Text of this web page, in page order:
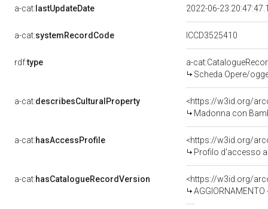
a-cat: lastUpdateDate 2022-06-23
a-cat:systemRecordCode ICCD3525410
rdf:type
a-
Scheda Opere/
a-cat:describesCulturalProperty
<https://w3id.org/
Madonna con
a-cat:hasAccessProfile
<https://w3id.org/
Profilo d'accesso
a-cat:hasCatalogueRecordVersion
<https://w3id.org/
AGGIORNAMENTO